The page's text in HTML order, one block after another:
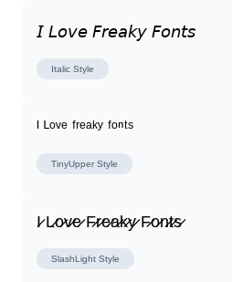
𝘐 𝘓𝘰𝘷𝘦 𝘍𝘳𝘦𝘢𝘬𝘺 𝘍𝘰𝘯𝘵𝘴
Italic Style
ᴵ ᴸᵒᵛᵉ ᶠʳᵉᵃᵏʸ ᶠᵒⁿᵗˢ
TinyUpper Style
I̷ L̷o̷v̷e̷ F̷r̷e̷a̷k̷y̷ F̷o̷n̷t̷s̷
SlashLight Style